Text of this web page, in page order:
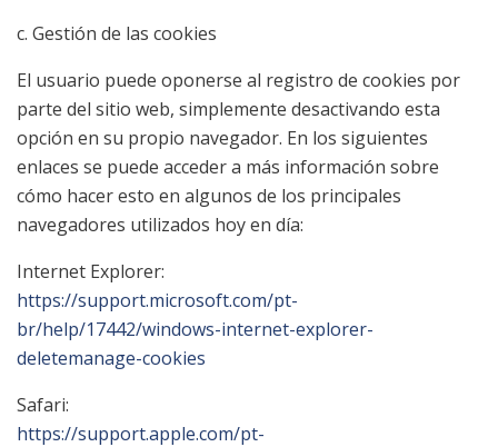
c. Gestión de las cookies
El usuario puede oponerse al registro de cookies por
parte del sitio web, simplemente desactivando esta
opción en su propio navegador. En los siguientes
enlaces se puede acceder a más información sobre
cómo hacer esto en algunos de los principales
navegadores utilizados hoy en día:
Internet Explorer:
https://support.microsoft.com/pt-
br/help/17442/windows-internet-explorer-
deletemanage-cookies
Safari:
https://support.apple.com/pt-